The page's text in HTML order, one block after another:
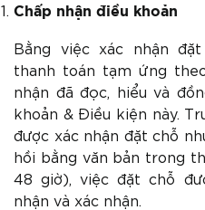
Chấp nhận điều khoản
Bằng việc xác nhận
thanh toán tạm ứng
nhận đã đọc, hiểu và
khoản & Điều kiện này.
được xác nhận đặt chỗ
hồi bằng văn bản trong
48 giờ), việc đặt chỗ
nhận và xác nhận.